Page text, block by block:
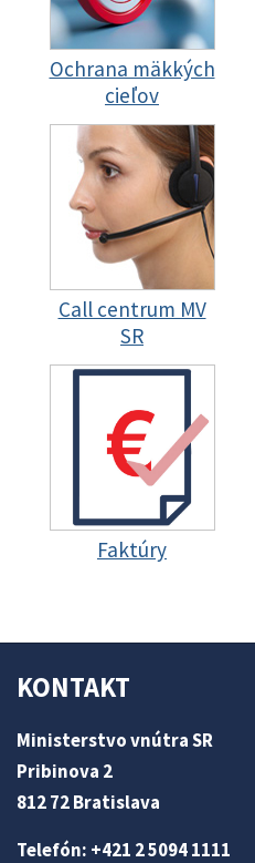
Ochrana mäkkých
cieľov
Call centrum MV
SR
Faktúry
KONTAKT
Ministerstvo vnútra SR
Pribinova 2
812 72 Bratislava
Telefón: +421 2 5094 1111